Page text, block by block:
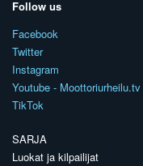
Follow us
Facebook
Twitter
Instagram
Youtube - Moottoriurheilu.tv
TikTok
SARJA
Luokat ja kilpailijat